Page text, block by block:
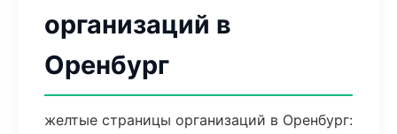
организаций в
Оренбург
желтые страницы организаций в Оренбург: